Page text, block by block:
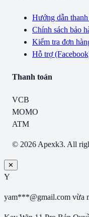
Hướng dẫn thanh
Chính sách bảo
Kiểm tra đơn
Hỗ trợ
Thanh toán
VCB
MOMO
ATM
© 2026 Apexk3. All
✕
Y
yam***@gmail.com vừa